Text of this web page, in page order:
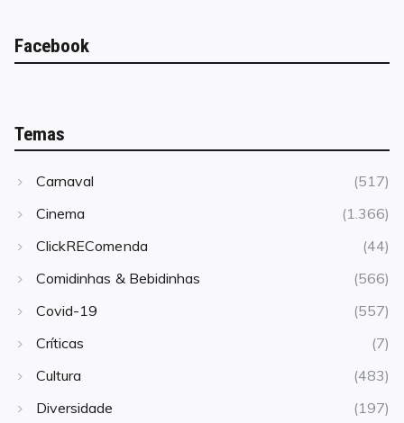
Facebook
Temas
Carnaval
(517)
Cinema
(1.366)
ClickREComenda
(44)
Comidinhas & Bebidinhas
(566)
Covid-19
(557)
Críticas
(7)
Cultura
(483)
Diversidade
(197)